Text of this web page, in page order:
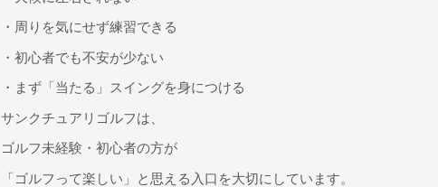
・周りを気にせず練習できる
・初心者でも不安が少ない
・まず「当たる」スイングを身につける
サンクチュアリゴルフは、
ゴルフ未経験・初心者の方が
「ゴルフって楽しい」と思える入口を大切にしています。